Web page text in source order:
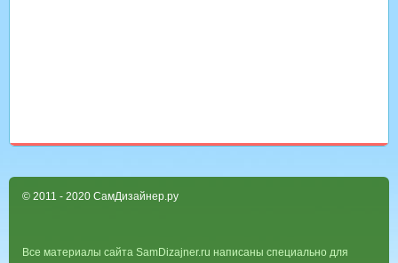
© 2011 - 2020 СамДизайнер.ру
Все материалы сайта SamDizajner.ru написаны специально для